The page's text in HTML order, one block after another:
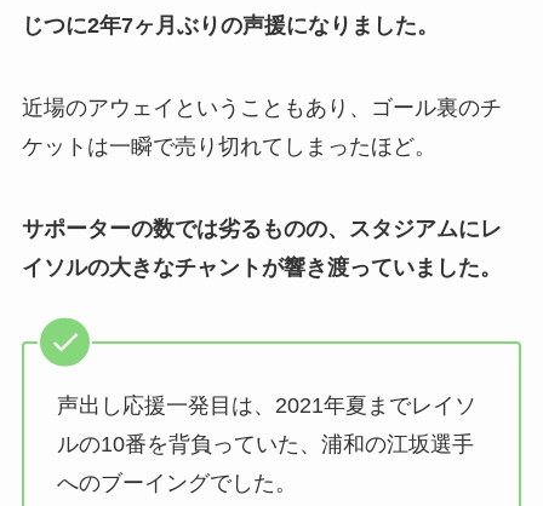
じつに2年7ヶ月ぶりの声援になりました。
近場のアウェイということもあり、ゴール裏のチ
ケットは一瞬で売り切れてしまったほど。
サポーターの数では劣るものの、スタジアムにレ
イソルの大きなチャントが響き渡っていました。
声出し応援一発目は、2021年夏までレイソ
ルの10番を背負っていた、浦和の江坂選手
へのブーイングでした。